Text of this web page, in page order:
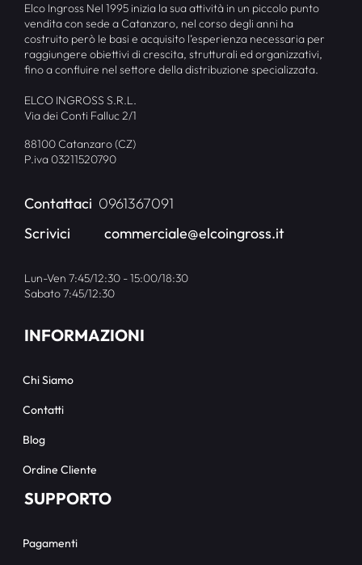
Elco Ingross Nel 1995 inizia la sua attività in un piccolo punto
vendita con sede a Catanzaro, nel corso degli anni ha
costruito però le basi e acquisito l’esperienza necessaria per
raggiungere obiettivi di crescita, strutturali ed organizzativi,
fino a confluire nel settore della distribuzione specializzata.
ELCO INGROSS S.R.L.
Via dei Conti Falluc 2/1
88100 Catanzaro (CZ)
P.iva 03211520790
Contattaci 0961367091
Scrivici
commerciale@elcoingross.it
Lun-Ven 7:45/12:30 - 15:00/18:30
Sabato 7:45/12:30
INFORMAZIONI
Chi Siamo
Contatti
Blog
Ordine Cliente
SUPPORTO
Pagamenti